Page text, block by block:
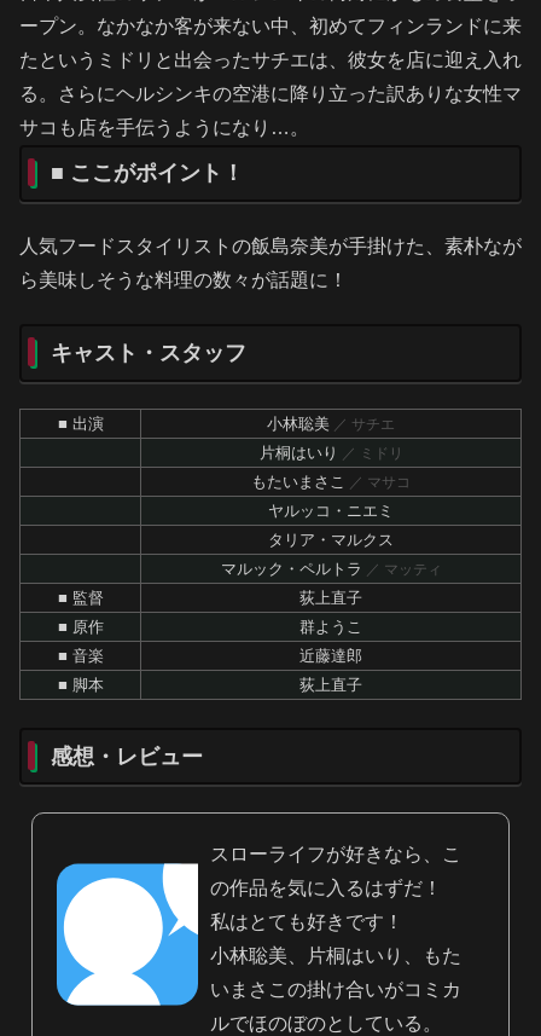
ープン。なかなか客が来ない中、初めてフィンランドに来
たというミドリと出会ったサチエは、彼女を店に迎え入れ
る。さらにヘルシンキの空港に降り立った訳ありな女性マ
サコも店を手伝うようになり…。
■ ここがポイント！
人気フードスタイリストの飯島奈美が手掛けた、素朴なが
ら美味しそうな料理の数々が話題に！
キャスト・スタッフ
■ 出演 小林聡美 ／ サチエ
片桐はいり ／ ミドリ
もたいまさこ ／ マサコ
ヤルッコ・ニエミ
タリア・マルクス
マルック・ペルトラ ／ マッティ
■ 監督
荻上直子
■ 原作
群ようこ
■ 音楽
近藤達郎
■ 脚本
荻上直子
感想・レビュー
スローライフが好きなら、こ
の作品を気に入るはずだ！
私はとても好きです！
小林聡美、片桐はいり、もた
いまさこの掛け合いがコミカ
ルでほのぼのとしている。